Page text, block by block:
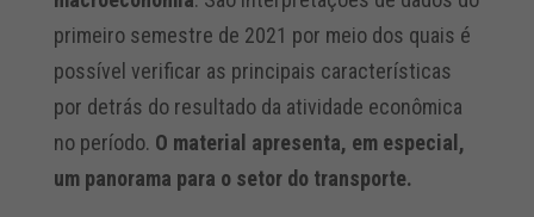
primeiro semestre de 2021 por meio dos quais é
possível verificar as principais características
por detrás do resultado da atividade econômica
no período. O material apresenta, em especial,
um panorama para o setor do transporte.